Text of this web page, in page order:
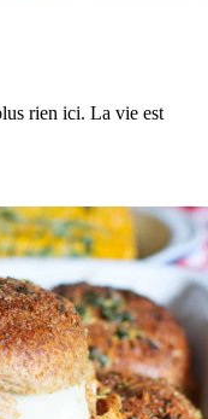
rien ici. La vie est